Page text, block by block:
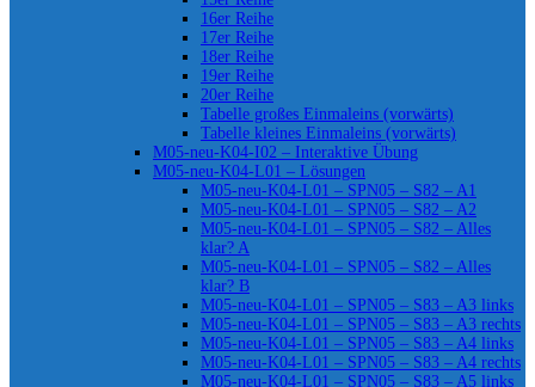
16er Reihe
17er Reihe
18er Reihe
19er Reihe
20er Reihe
Tabelle großes Einmaleins (vorwärts)
Tabelle kleines Einmaleins (vorwärts)
M05-neu-K04-I02 – Interaktive Übung
M05-neu-K04-L01 – Lösungen
M05-neu-K04-L01 – SPN05 – S82 – A1
M05-neu-K04-L01 – SPN05 – S82 – A2
M05-neu-K04-L01 – SPN05 – S82 – Alles
klar? A
M05-neu-K04-L01 – SPN05 – S82 – Alles
klar? B
M05-neu-K04-L01 – SPN05 – S83 – A3 links
M05-neu-K04-L01 – SPN05 – S83 – A3 rechts
M05-neu-K04-L01 – SPN05 – S83 – A4 links
M05-neu-K04-L01 – SPN05 – S83 – A4 rechts
M05-neu-K04-L01 – SPN05 – S83 – A5 links